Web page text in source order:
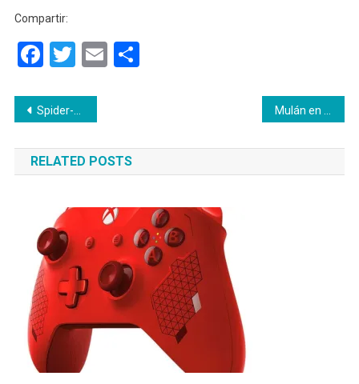
Compartir:
Facebook
Twitter
EmailCompartir
Navegación
de
entradas
Spider-Man 3 confirma el spider verse y más sorpresas
RELATED POSTS